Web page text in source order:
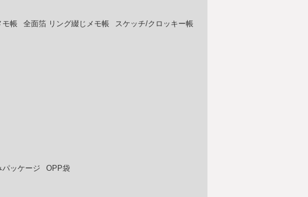
モ帳 全面箔 リング綴じメモ帳 スケッチ/クロッキー帳
ッケージ OPP袋